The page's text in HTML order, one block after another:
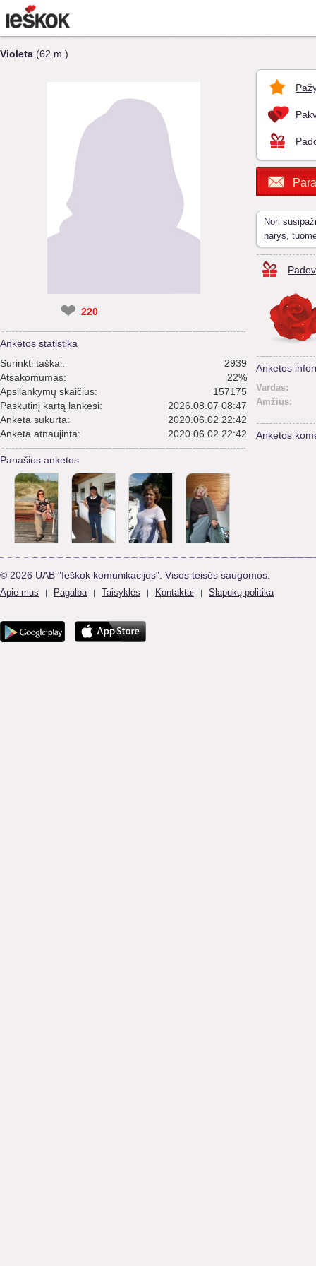
Violeta (62 m.)
❤ 220
Anketos statistika
Surinkti taškai:
2939
Atsakomumas:
22%
Apsilankymų skaičius:
157175
Paskutinį kartą lankėsi:
2026.08.07 08:47
Anketa sukurta:
2020.06.02 22:42
Anketa atnaujinta:
2020.06.02 22:42
Panašios anketos
Nori
narys,
Anketos
Vardas:
Amžius:
Anketos
© 2026 UAB "Ieškok komunikacijos". Visos teisės saugomos.
Apie mus | Pagalba | Taisyklės | Kontaktai | Slapukų politika